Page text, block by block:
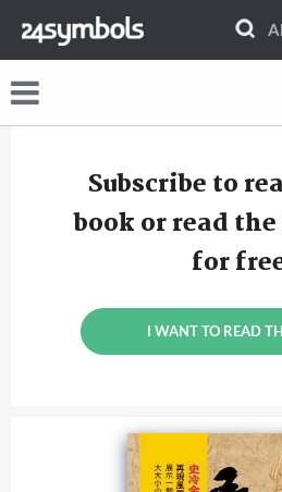
Subscribe to
book or read
for
I WANT TO READ